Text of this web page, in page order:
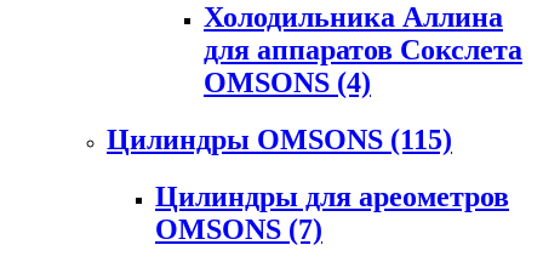
Холодильника Аллина
для аппаратов Сокслета
OMSONS (4)
Цилиндры OMSONS (115)
Цилиндры для ареометров
OMSONS (7)